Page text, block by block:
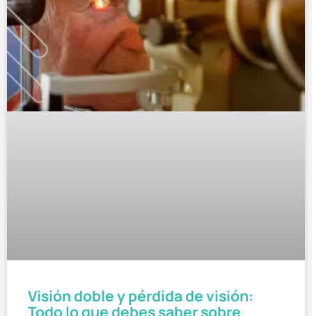
Visión doble y pérdida de visión:
Todo lo que debes saber sobre